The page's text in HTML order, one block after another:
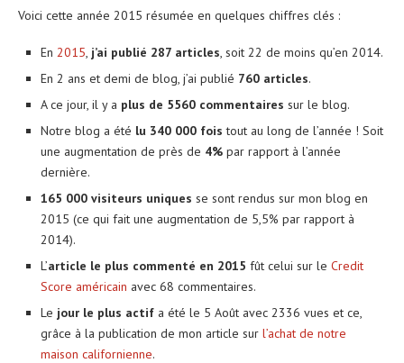
Voici cette année 2015 résumée en quelques chiffres clés :
En 2015 j’ai publié 287 articles , soit 22 de moins qu’en 2014.
En 2 ans et demi de blog, j’ai publié 760 articles.
A ce jour, il y a plus de 5560 commentaires sur le blog.
Notre blog a été lu 340 000 fois tout au long de l’année ! Soit
une augmentation de près de 4% par rapport à l’année
dernière.
165 000 visiteurs uniques se sont rendus sur mon blog en
2015 (ce qui fait une augmentation de 5,5% par rapport à
2014).
L’article le plus commenté en 2015 fût celui sur le Credit
Score américain avec 68 commentaires.
Le jour le plus actif a été le 5 Août avec 2336 vues et ce,
grâce à la publication de mon article sur l’achat de notre
maison californienne.